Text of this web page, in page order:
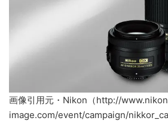
画像引用元・Nikon（http://
image.com/event/campaign/